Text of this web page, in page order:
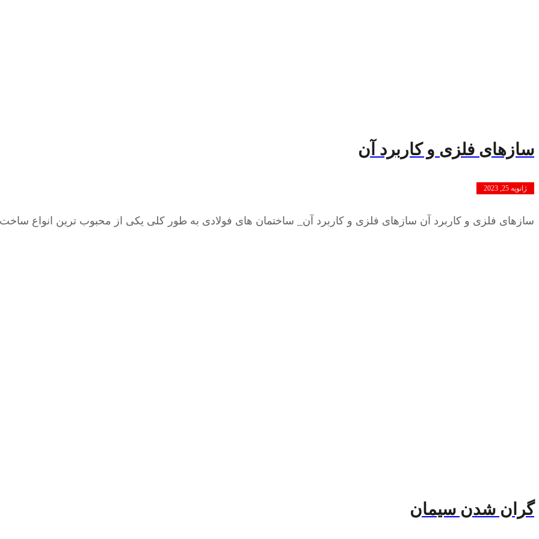
سازهای فلزی و کاربرد آن
ژانویه 25, 2023
سازهای فلزی و کاربرد آن سازهای فلزی و کاربرد آن_ ساختمان های فولادی به طور کلی یکی از محبوب ترین انواع
گران شدن سیمان